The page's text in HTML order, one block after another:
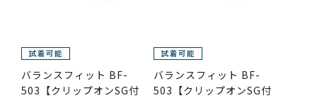
バランスフィット BF-
503【クリップオンSG付
バランスフィット BF-
503【クリップオンSG付